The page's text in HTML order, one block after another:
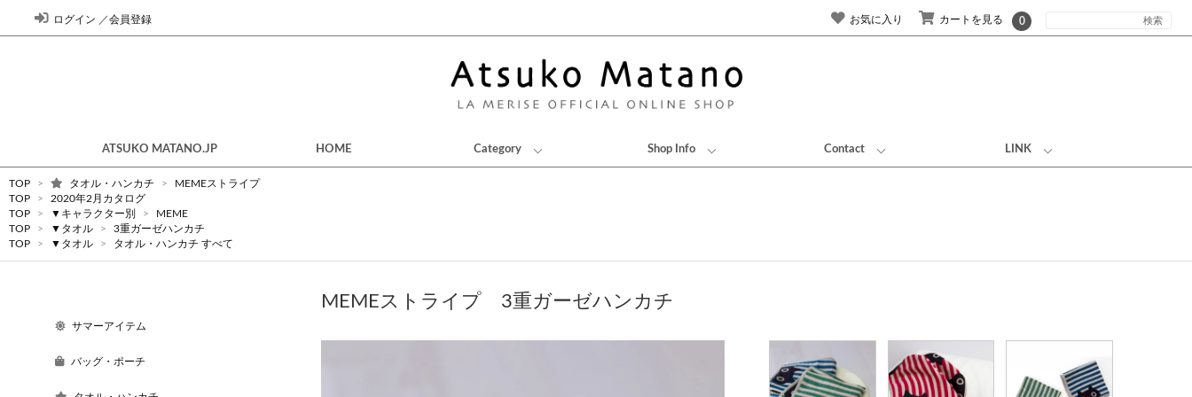
ログイン ／会員登録 お気に入り カートを見る 0
ATSUKO MATANO.JP HOME Category Shop Info Contact LINK
TOP > タオル・ハンカチ >
MEMEストライプ
TOP
>
2020年2月カタログ
TOP
> ▼キャラクター別 >
MEME
TOP
> ▼タオル >
3重ガーゼハンカチ
TOP
> ▼タオル > タオル・ハンカチ すべて
サマーアイテム
バッグ・ポーチ
MEMEストライプ 3重ガーゼハンカチ